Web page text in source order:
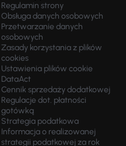
Regulamin strony
Obsługa danych osobowych
Przetwarzanie danych
osobowych
Zasady korzystania z plików
cookies
Ustawienia plików cookie
DataAct
Cennik sprzedaży dodatkowej
Regulacje dot. płatności
gotówką
Strategia podatkowa
Informacja o realizowanej
strategii podatkowej za rok